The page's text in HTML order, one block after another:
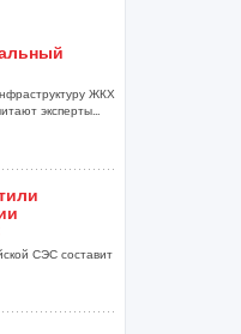
ЖКХ
эксперты...
СЭС составит